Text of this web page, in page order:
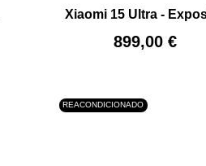
Xiaomi 15 Ultra -
Precio
899,00 €
FUERA DE STOCK
REACONDICIONADO